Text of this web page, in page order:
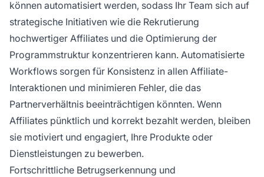
können automatisiert werden, sodass Ihr Team sich auf
strategische Initiativen wie die Rekrutierung
hochwertiger Affiliates und die Optimierung der
Programmstruktur konzentrieren kann. Automatisierte
Workflows sorgen für Konsistenz in allen Affiliate-
Interaktionen und minimieren Fehler, die das
Partnerverhältnis beeinträchtigen könnten. Wenn
Affiliates pünktlich und korrekt bezahlt werden, bleiben
sie motiviert und engagiert, Ihre Produkte oder
Dienstleistungen zu bewerben.
Fortschrittliche Betrugserkennung und